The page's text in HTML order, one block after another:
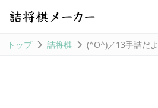
トップ 詰将棋 (^O^)／13手詰だ